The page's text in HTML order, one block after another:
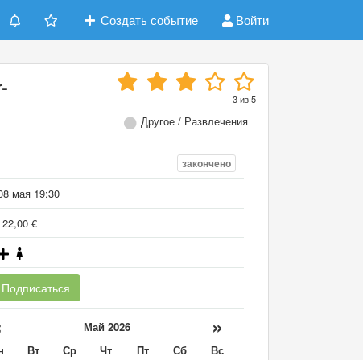
Создать событие Войти
3из5
Другое / Развлечения
закончено
мая 19:30
22,00 €
Май 2026 »
Вт Ср Чт Пт Сб
Вс